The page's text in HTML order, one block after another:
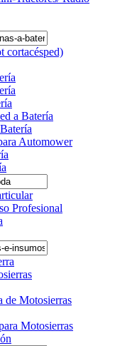
cortacésped)
a Batería
Automower
Profesional
de Motosierras
Motosierras